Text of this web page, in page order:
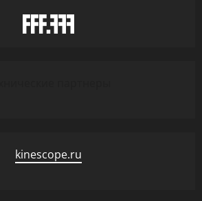
kinescope.ru